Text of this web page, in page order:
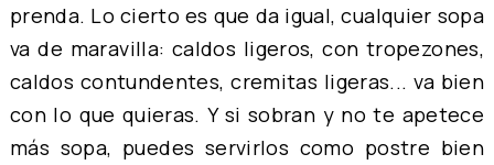
prenda. Lo cierto es que da igual, cualquier sopa
va de maravilla: caldos ligeros, con tropezones,
caldos contundentes, cremitas ligeras... va bien
con lo que quieras. Y si sobran y no te apetece
más sopa, puedes servirlos como postre bien